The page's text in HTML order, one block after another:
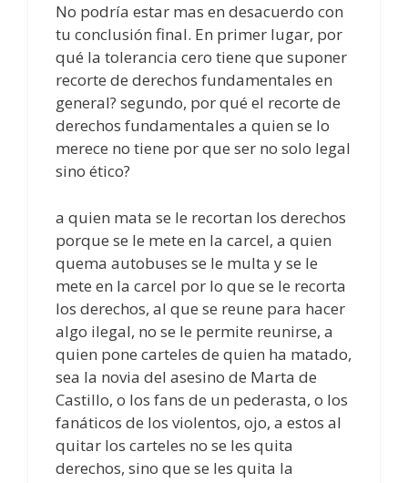
No podría estar mas en desacuerdo con
tu conclusión final. En primer lugar, por
qué la tolerancia cero tiene que suponer
recorte de derechos fundamentales en
general? segundo, por qué el recorte de
derechos fundamentales a quien se lo
merece no tiene por que ser no solo legal
sino ético?
a quien mata se le recortan los derechos
porque se le mete en la carcel, a quien
quema autobuses se le multa y se le
mete en la carcel por lo que se le recorta
los derechos, al que se reune para hacer
algo ilegal, no se le permite reunirse, a
quien pone carteles de quien ha matado,
sea la novia del asesino de Marta de
Castillo, o los fans de un pederasta, o los
fanáticos de los violentos, ojo, a estos al
quitar los carteles no se les quita
derechos, sino que se les quita la